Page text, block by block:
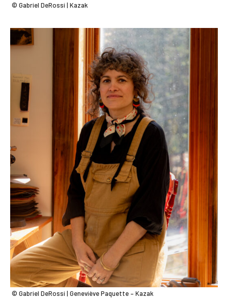
© Gabriel DeRossi | Kazak
© Gabriel DeRossi | Geneviève Paquette – Kazak